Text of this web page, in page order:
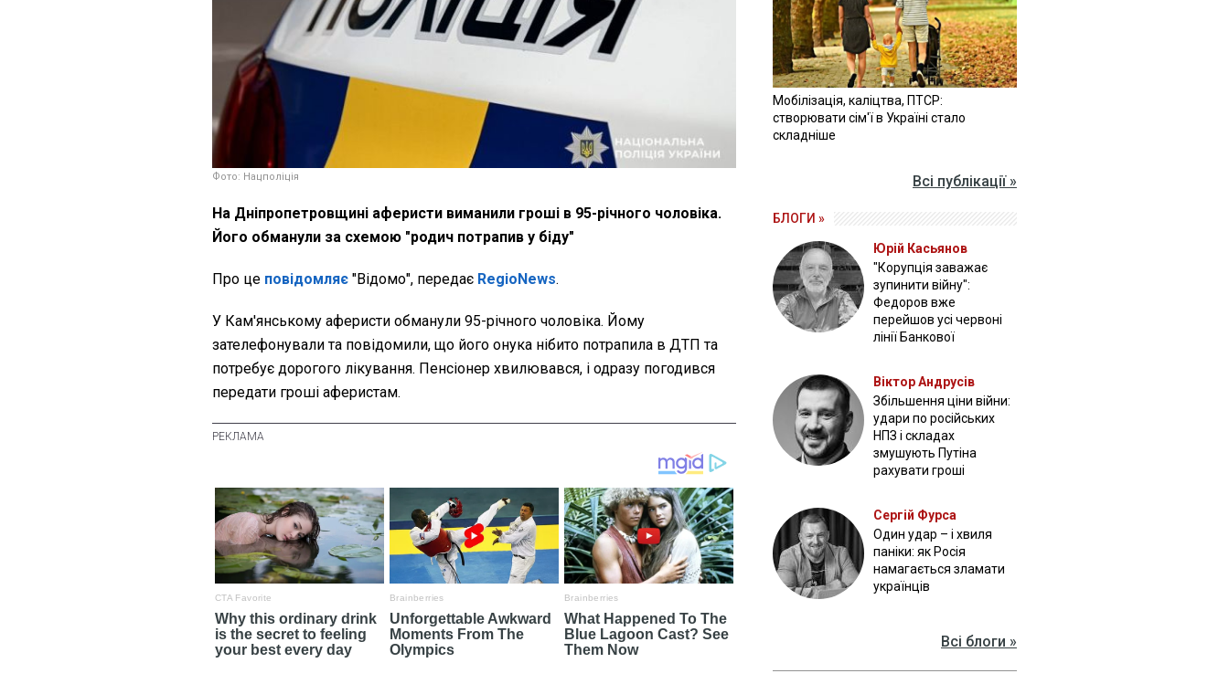
Фото: Нацполіція
На Дніпропетровщині аферисти виманили гроші в 95-річного чоловіка.
Його обманули за схемою "родич потрапив у біду"
Про це повідомляє "Відомо", передає RegioNews.
У Кам'янському аферисти обманули 95-річного чоловіка. Йому
зателефонували та повідомили, що його онука нібито потрапила в ДТП та
потребує дорогого лікування. Пенсіонер хвилювався, і одразу погодився
передати гроші аферистам.
Мобілізація, каліцтва, ПТСР:
створювати сім'ї в Україні стало
складніше
Всі публікації »
БЛОГИ »
Юрій Касьянов
"Корупція заважає
зупинити війну":
Федоров вже
перейшов усі червоні
лінії Банкової
Віктор Андрусів
Збільшення ціни війни:
удари по російських
НПЗ і складах
змушують Путіна
рахувати гроші
Сергій Фурса
Один удар – і хвиля
паніки: як Росія
намагається зламати
українців
Всі блоги »